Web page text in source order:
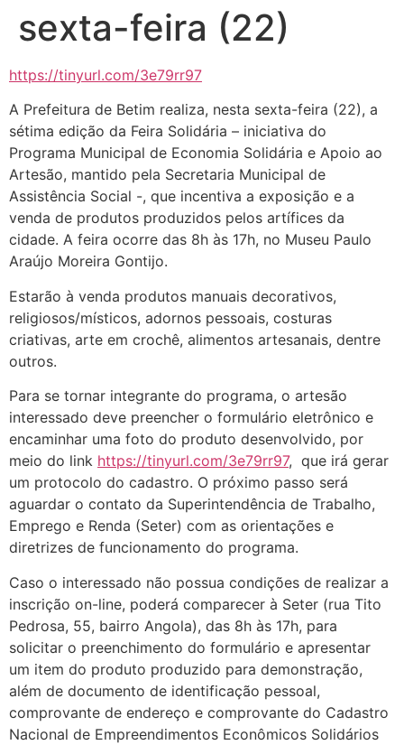
sexta-feira (22)
https://tinyurl.com/3e79rr97
A Prefeitura de Betim realiza, nesta sexta-feira (22), a
sétima edição da Feira Solidária – iniciativa do
Programa Municipal de Economia Solidária e Apoio ao
Artesão, mantido pela Secretaria Municipal de
Assistência Social -, que incentiva a exposição e a
venda de produtos produzidos pelos artífices da
cidade. A feira ocorre das 8h às 17h, no Museu Paulo
Araújo Moreira Gontijo.
Estarão à venda produtos manuais decorativos,
religiosos/místicos, adornos pessoais, costuras
criativas, arte em crochê, alimentos artesanais, dentre
outros.
Para se tornar integrante do programa, o artesão
interessado deve preencher o formulário eletrônico e
encaminhar uma foto do produto desenvolvido, por
meio do link https://tinyurl.com/3e79rr97, que irá gerar
um protocolo do cadastro. O próximo passo será
aguardar o contato da Superintendência de Trabalho,
Emprego e Renda (Seter) com as orientações e
diretrizes de funcionamento do programa.
Caso o interessado não possua condições de realizar a
inscrição on-line, poderá comparecer à Seter (rua Tito
Pedrosa, 55, bairro Angola), das 8h às 17h, para
solicitar o preenchimento do formulário e apresentar
um item do produto produzido para demonstração,
além de documento de identificação pessoal,
comprovante de endereço e comprovante do Cadastro
Nacional de Empreendimentos Econômicos Solidários